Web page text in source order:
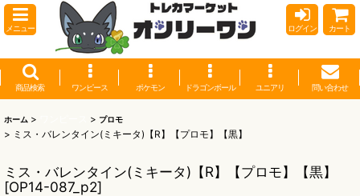
メニュー ログイン カート
商品検索 ワンピース ポケモン ドラゴンボール ユニアリ 問い合わせ
ホーム > > プロモ
> ミス・バレンタイン(ミキータ)【R】【プロモ】【黒】
ミス・バレンタイン(ミキータ)【R】【プロモ】【黒】
[OP14-087_p2]